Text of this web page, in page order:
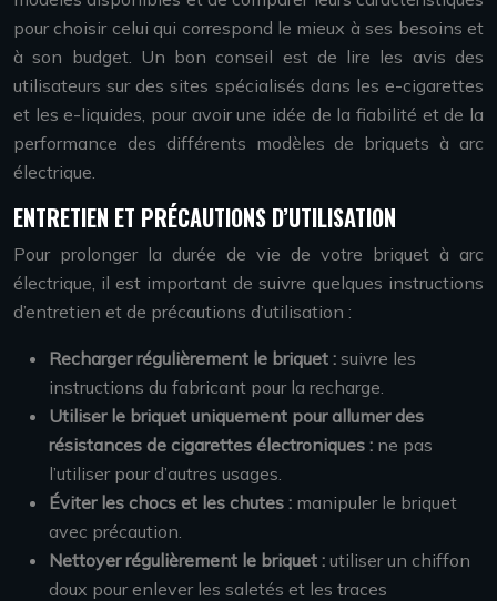
pour choisir celui qui correspond le mieux à ses besoins et
à son budget. Un bon conseil est de lire les avis des
utilisateurs sur des sites spécialisés dans les e-cigarettes
et les e-liquides, pour avoir une idée de la fiabilité et de la
performance des différents modèles de briquets à arc
électrique.
ENTRETIEN ET PRÉCAUTIONS D’UTILISATION
Pour prolonger la durée de vie de votre briquet à arc
électrique, il est important de suivre quelques instructions
d’entretien et de précautions d’utilisation :
Recharger régulièrement le briquet : suivre les
instructions du fabricant pour la recharge.
Utiliser le briquet uniquement pour allumer des
résistances de cigarettes électroniques : ne pas
l’utiliser pour d’autres usages.
Éviter les chocs et les chutes : manipuler le briquet
avec précaution.
Nettoyer régulièrement le briquet : utiliser un chiffon
doux pour enlever les saletés et les traces